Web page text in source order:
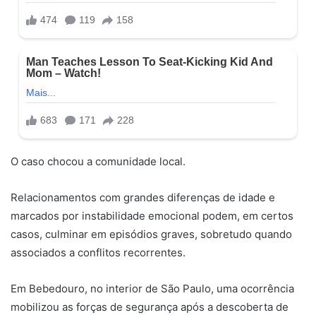
O caso chocou a comunidade local.
Relacionamentos com grandes diferenças de idade e
marcados por instabilidade emocional podem, em certos
casos, culminar em episódios graves, sobretudo quando
associados a conflitos recorrentes.
Em Bebedouro, no interior de São Paulo, uma ocorrência
mobilizou as forças de segurança após a descoberta de